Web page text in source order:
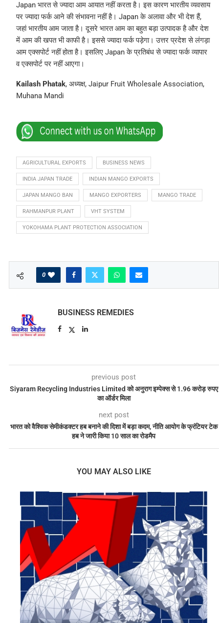
Japan भारत से ज्यादा आम आयात नहीं करता है। इस कारण भारतीय व्यवसाय
पर ज्यादा फर्क आने की संभावना नहीं है। Japan के अलावा और भी देश हैं,
जहां भारतीय आम जाता है। दूसरे भारत आम का बहुत बड़ा उत्पादक है और देश
में आम की खपत भी काफी है। इससे ज्यादा फर्क पड़ेगा। उत्तर प्रदेश से लंगड़ा
आम एक्सपोर्ट नहीं होता है। इसलिए Japan के प्रतिबंध से ज्यादा फर्क व्यापार
व एक्सपोर्ट पर नहीं आएगा।
Kailash Phatak, अध्यक्ष, Jaipur Fruit Wholesale Association,
Muhana Mandi
AGRICULTURAL EXPORTS BUSINESS NEWS
INDIA JAPAN TRADE INDIAN MANGO EXPORTS
JAPAN MANGO BAN MANGO EXPORTERS MANGO TRADE
RAHMANPUR PLANT VHT SYSTEM
YOKOHAMA PLANT PROTECTION ASSOCIATION
0
BUSINESS REMEDIES
previous post
Siyaram Recycling Industries Limited को अनुराग इम्पेक्स से 1.96 करोड़ रुपए
का ऑर्डर मिला
next post
भारत को वैश्विक सेमीकंडक्टर हब बनाने की दिशा में बड़ा कदम, नीति आयोग के फ्रंटियर टेक
हब ने जारी किया 10 साल का रोडमैप
YOU MAY ALSO LIKE